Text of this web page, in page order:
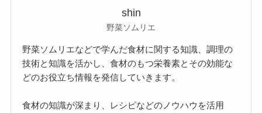
shin
野菜ソムリエ
野菜ソムリエなどで学んだ食材に関する知識、調理の
技術と知識を活かし、食材のもつ栄養素とその効能な
どのお役立ち情報を発信していきます。
食材の知識が深まり、レシピなどのノウハウを活用